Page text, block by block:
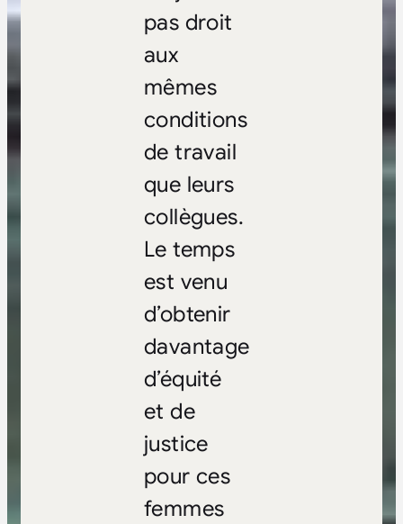
pas droit
aux
mêmes
conditions
de travail
que leurs
collègues.
Le temps
est venu
d’obtenir
davantage
d’équité
et de
justice
pour ces
femmes